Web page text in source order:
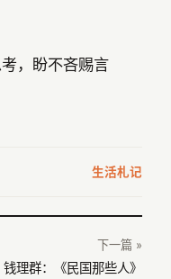
，盼不吝赐言
生活札记
下一篇 »
钱理群：《民国那些人》